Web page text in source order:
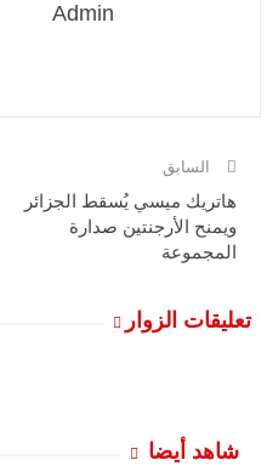
Admin
السابق
هاتريك ميسي يُسقط الجزائر
ويمنح الأرجنتين صدارة
المجموعة
تعليقات الزوار
شاهد أيضا